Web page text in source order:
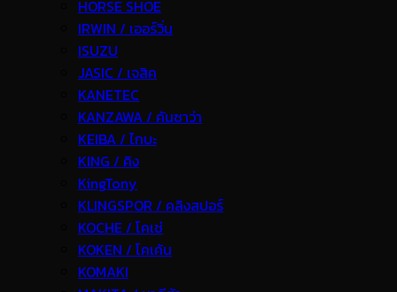
HORSE SHOE
IRWIN / เออร์วิ่น
ISUZU
JASIC / เจสิค
KANETEC
KANZAWA / คันซาว่า
KEIBA / ไกบะ
KING / คิง
KingTony
KLINGSPOR / คลิงสปอร์
KOCHE / โคเช่
KOKEN / โคเค้น
KOMAKI